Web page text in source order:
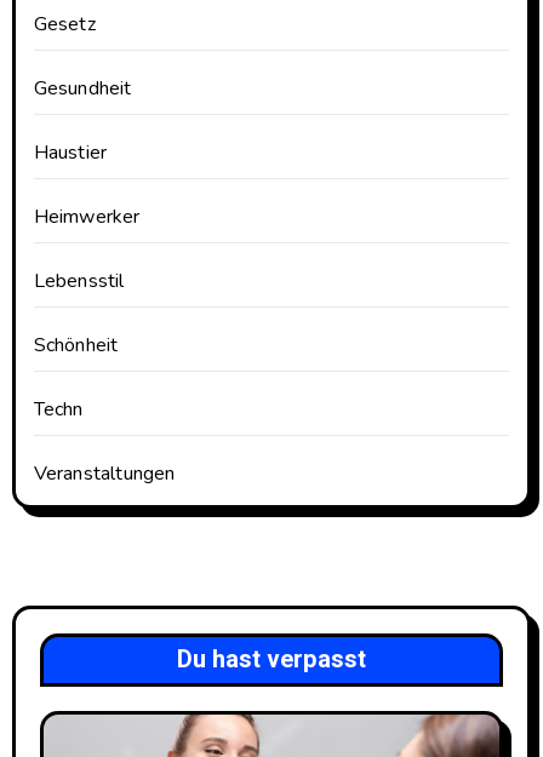
Gesetz
Gesundheit
Haustier
Heimwerker
Lebensstil
Schönheit
Techn
Veranstaltungen
Du hast verpasst